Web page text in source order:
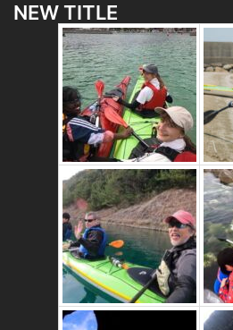
NEW TITLE